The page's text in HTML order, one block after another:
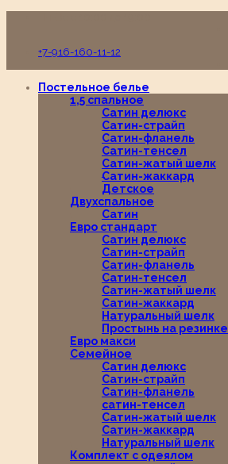
+7-916-160-11-12
Постельное белье
1,5 спальное
Сатин делюкс
Сатин-страйп
Сатин-фланель
Сатин-тенсел
Сатин-жатый шелк
Сатин-жаккард
Детское
Двухспальное
Сатин
Евро стандарт
Сатин делюкс
Сатин-страйп
Сатин-фланель
Сатин-тенсел
Сатин-жатый шелк
Сатин-жаккард
Натуральный шелк
Простынь на резинке
Евро макси
Семейное
Сатин делюкс
Сатин-страйп
Сатин-фланель
сатин-тенсел
Сатин-жатый шелк
Сатин-жаккард
Натуральный шелк
Комплект с одеялом